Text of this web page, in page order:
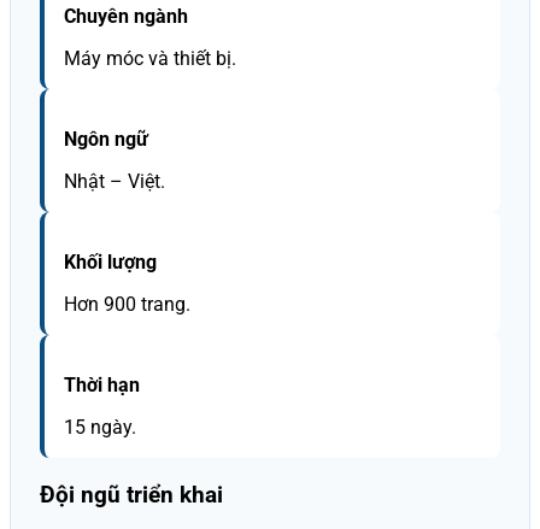
Chuyên ngành
Máy móc và thiết bị.
Ngôn ngữ
Nhật – Việt.
Khối lượng
Hơn 900 trang.
Thời hạn
15 ngày.
Đội ngũ triển khai